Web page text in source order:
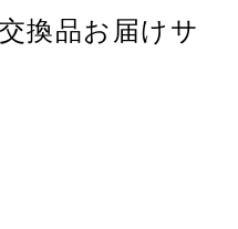
換品お届けサ